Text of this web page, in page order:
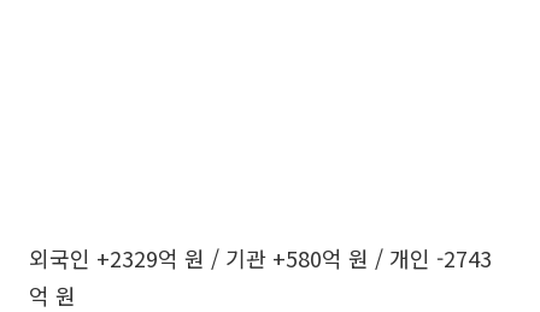
외국인 +2329억 원 / 기관 +580억 원 / 개인 -2743
억 원